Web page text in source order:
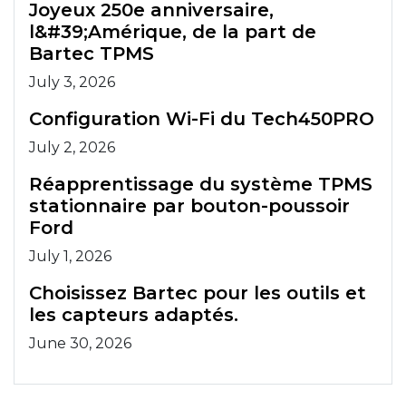
Joyeux 250e anniversaire,
l&#39;Amérique, de la part de
Bartec TPMS
July 3, 2026
Configuration Wi-Fi du Tech450PRO
July 2, 2026
Réapprentissage du système TPMS
stationnaire par bouton-poussoir
Ford
July 1, 2026
Choisissez Bartec pour les outils et
les capteurs adaptés.
June 30, 2026